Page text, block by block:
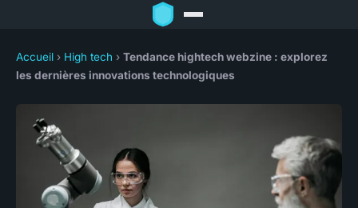
Accueil › High tech › Tendance hightech webzine : explorez
les dernières innovations technologiques